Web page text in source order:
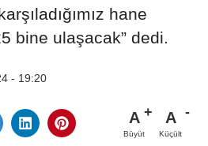
hane
bine ulaşacak” dedi.
- 19:20
A
Büyüt
A
Küçült